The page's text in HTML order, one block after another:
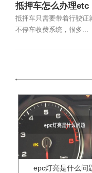
抵押车怎么办理etc
抵押车只需要带着行驶证
不停车收费系统，很多...
epc灯亮是什么问